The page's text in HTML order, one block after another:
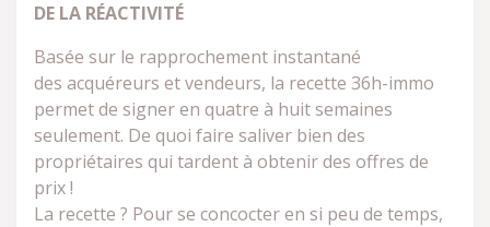
DE LA RÉACTIVITÉ
Basée sur le rapprochement instantané
des acquéreurs et vendeurs, la recette 36h-immo
permet de signer en quatre à huit semaines
seulement. De quoi faire saliver bien des
propriétaires qui tardent à obtenir des offres de
prix !
La recette ? Pour se concocter en si peu de temps,